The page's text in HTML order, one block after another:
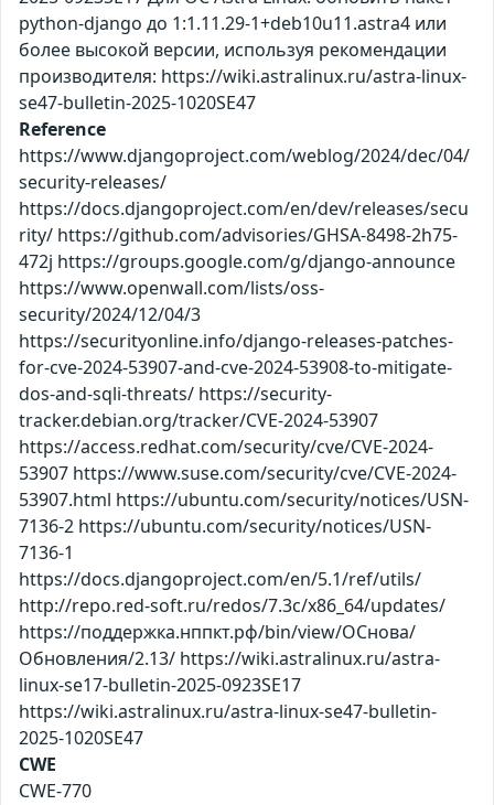
python-django до 1:1.11.29-1+deb10u11.astra4 или
более высокой версии, используя рекомендации
производителя: https://wiki.astralinux.ru/astra-linux-
se47-bulletin-2025-1020SE47
Reference
https://www.djangoproject.com/weblog/2024/dec/04/
security-releases/
https://docs.djangoproject.com/en/dev/releases/secu
rity/ https://github.com/advisories/GHSA-8498-2h75-
472j https://groups.google.com/g/django-announce
https://www.openwall.com/lists/oss-
security/2024/12/04/3
https://securityonline.info/django-releases-patches-
for-cve-2024-53907-and-cve-2024-53908-to-mitigate-
dos-and-sqli-threats/ https://security-
tracker.debian.org/tracker/CVE-2024-53907
https://access.redhat.com/security/cve/CVE-2024-
53907 https://www.suse.com/security/cve/CVE-2024-
53907.html https://ubuntu.com/security/notices/USN-
7136-2 https://ubuntu.com/security/notices/USN-
7136-1
https://docs.djangoproject.com/en/5.1/ref/utils/
http://repo.red-soft.ru/redos/7.3c/x86_64/updates/
https://поддержка.нппкт.рф/bin/view/ОСнова/
Обновления/2.13/ https://wiki.astralinux.ru/astra-
linux-se17-bulletin-2025-0923SE17
https://wiki.astralinux.ru/astra-linux-se47-bulletin-
2025-1020SE47
CWE
CWE-770